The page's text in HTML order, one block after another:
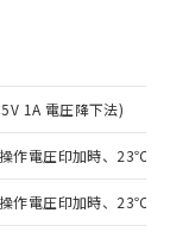
1A 電圧降下法)
作電圧印加時、23℃、
作電圧印加時、23℃、
のうえ
業取扱
価格
ので
出す予
質）の
認中の
で、有
RoHSの